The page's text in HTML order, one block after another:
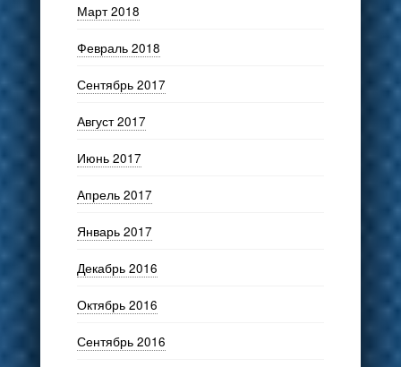
Март 2018
Февраль 2018
Сентябрь 2017
Август 2017
Июнь 2017
Апрель 2017
Январь 2017
Декабрь 2016
Октябрь 2016
Сентябрь 2016